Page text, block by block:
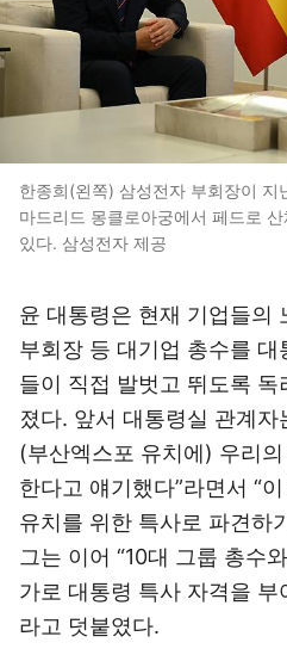
한종희(왼쪽) 삼성전자 부회장이 지
마드리드 몽클로아궁에서 페드로
있다. 삼성전자 제공
윤 대통령은 현재 기업들의
부회장 등 대기업 총수를
들이 직접 발벗고 뛰도록
졌다. 앞서 대통령실 관계자
(부산엑스포 유치에) 우리
한다고 얘기했다”라면서 “
유치를 위한 특사로 파견하
그는 이어 “10대 그룹 총수
가로 대통령 특사 자격을 부
라고 덧붙였다.